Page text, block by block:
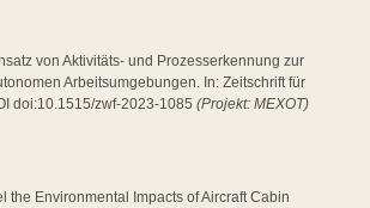
von Aktivitäts- und Prozesserkennung zur
Arbeitsumgebungen. In: Zeitschrift für
doi:10.1515/zwf-2023-1085(Projekt: MEXOT)
the Environmental Impacts of Aircraft Cabin